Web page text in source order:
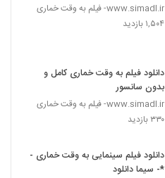
www.simadl.ir- فیلم به وقت خماری
۱,۵۰۴ بازدید
دانلود فیلم به وقت خماری کامل و
بدون سانسور
www.simadl.ir- فیلم به وقت خماری
۳۳۰ بازدید
دانلود فیلم سینمایی به وقت خماری -
*- سیما دانلود